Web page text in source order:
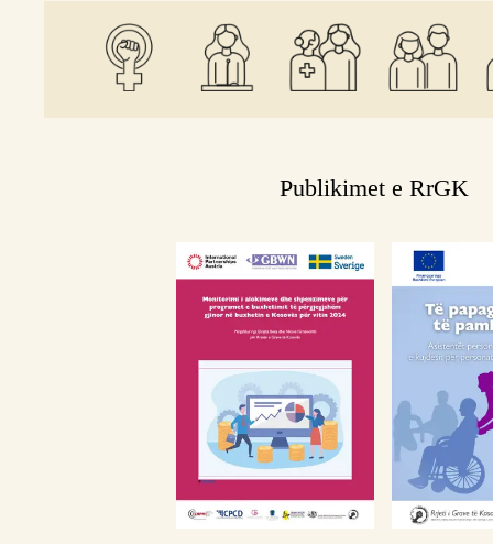
Publikimet e RrGK